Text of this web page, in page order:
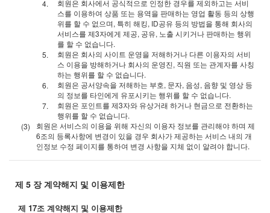
회원은 회사에서 공식적으로 인정한 경우를 제외하고는 서비
스를 이용하여 상품 또는 용역을 판매하는 영업 활동 등의 상행
위를 할 수 없으며, 특히 해킹, ID공유 등의 방법을 통해 회사의
서비스를 제3자에게 제공, 공유, 노출 시키거나 판매하는 행위
를 할 수 없습니다.
회원은 회사의 사이트 운영을 저해하거나 다른 이용자의 서비
스 이용을 방해하거나 회사의 운영진, 직원 또는 관계자를 사칭
하는 행위를 할 수 없습니다.
회원은 공서양속을 저해하는 부호, 문자, 음성, 음향 및 영상 등
의 정보를 타인에게 유포시키는 행위를 할 수 없습니다.
회원은 포인트를 제3자와 유상거래 하거나 현금으로 전환하는
행위를 할 수 없습니다.
회원은 서비스의 이용을 위해 자신의 이용자 정보를 관리해야 하며 제
6조의 등록사항에 변경이 있을 경우 회사가 제공하는 서비스 내의 개
인정보 수정 페이지를 통하여 변경 사항을 지체 없이 알려야 합니다.
제 5 장 계약해지 및 이용제한
제 17조 계약해지 및 이용제한